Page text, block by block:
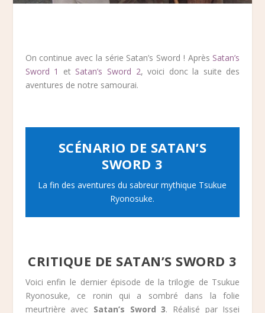
On continue avec la série Satan’s Sword ! Après Satan’s
Sword 1
et Satan’s Sword 2, voici donc la suite des
aventures de notre samourai.
SCÉNARIO DE SATAN’S
SWORD 3
La fin des aventures du sabreur mythique Tsukue
Ryonosuke.
CRITIQUE DE SATAN’S SWORD 3
Voici enfin le dernier épisode de la trilogie de Tsukue
Ryonosuke, ce ronin qui a sombré dans la folie
meurtrière avec Satan’s Sword 3. Réalisé par Issei